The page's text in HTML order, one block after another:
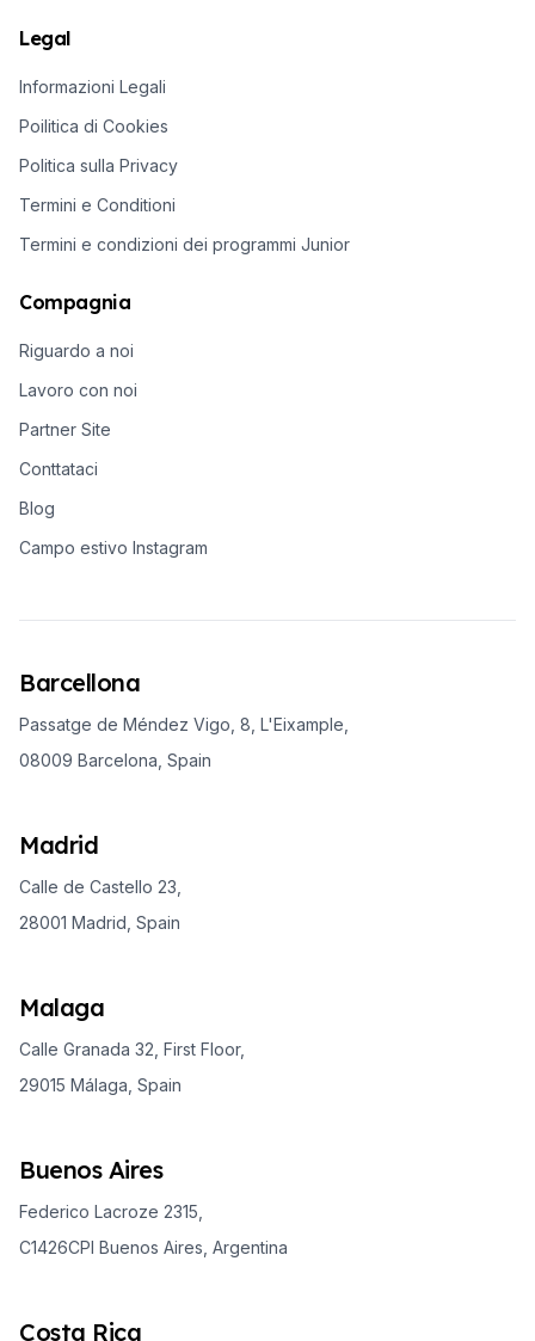
Legal
Informazioni Legali
Poilitica di Cookies
Politica sulla Privacy
Termini e Conditioni
Termini e condizioni dei programmi Junior
Compagnia
Riguardo a noi
Lavoro con noi
Partner Site
Conttataci
Blog
Campo estivo Instagram
Barcellona
Passatge de Méndez Vigo, 8, L'Eixample,
08009 Barcelona, Spain
Madrid
Calle de Castello 23,
28001 Madrid, Spain
Malaga
Calle Granada 32, First Floor,
29015 Málaga, Spain
Buenos Aires
Federico Lacroze 2315,
C1426CPI Buenos Aires, Argentina
Costa Rica